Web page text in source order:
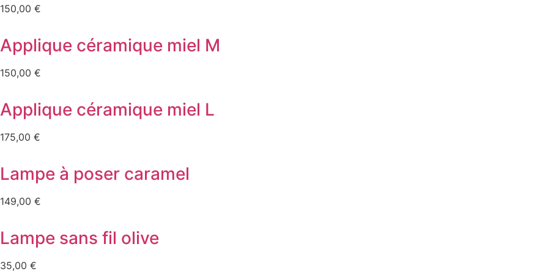
150,00 €
Applique céramique miel M
150,00 €
Applique céramique miel L
175,00 €
Lampe à poser caramel
149,00 €
Lampe sans fil olive
35,00 €